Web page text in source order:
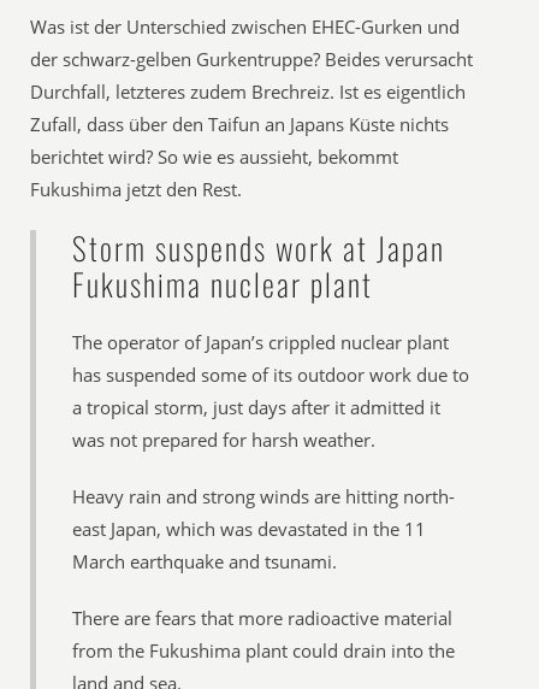
Was ist der Unterschied zwischen EHEC-Gurken und
der schwarz-gelben Gurkentruppe? Beides verursacht
Durchfall, letzteres zudem Brechreiz. Ist es eigentlich
Zufall, dass über den Taifun an Japans Küste nichts
berichtet wird? So wie es aussieht, bekommt
Fukushima jetzt den Rest.
Storm suspends work at Japan
Fukushima nuclear plant
The operator of Japan’s crippled nuclear plant
has suspended some of its outdoor work due to
a tropical storm, just days after it admitted it
was not prepared for harsh weather.
Heavy rain and strong winds are hitting north-
east Japan, which was devastated in the 11
March earthquake and tsunami.
There are fears that more radioactive material
from the Fukushima plant could drain into the
land and sea.